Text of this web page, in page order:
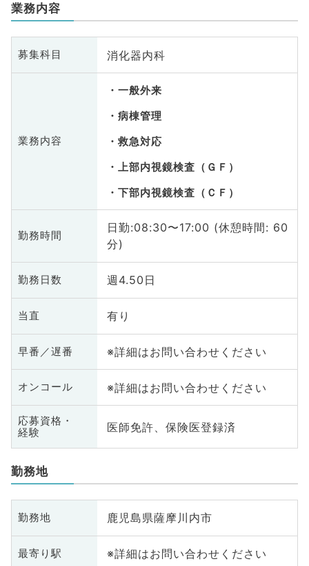
業務内容
募集科目 消化器内科
業務内容
一般外来
病棟管理
救急対応
上部内視鏡検査（ＧＦ）
下部内視鏡検査（ＣＦ）
勤務時間
日勤:08:30〜17:00 (休憩時間: 60
分)
勤務日数 週4.50日
当直 有り
早番／遅番 ※詳細はお問い合わせください
オンコール ※詳細はお問い合わせください
応募資格・
経験
医師免許、保険医登録済
勤務地
勤務地 鹿児島県薩摩川内市
最寄り駅 ※詳細はお問い合わせください